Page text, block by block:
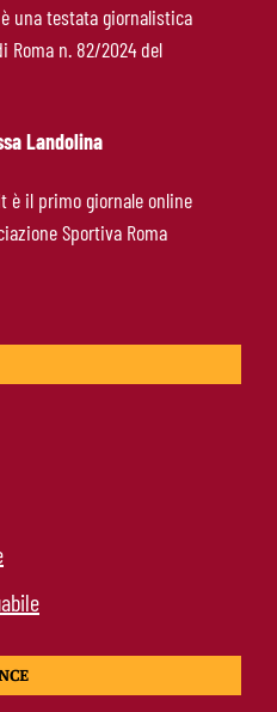
lutto, è morto Pietro Mezzaroma:
insieme a Franco Sensi
è una testata giornalistica
Roma n. 82/2024 del
Landolina
è il primo giornale online
Sportiva Roma